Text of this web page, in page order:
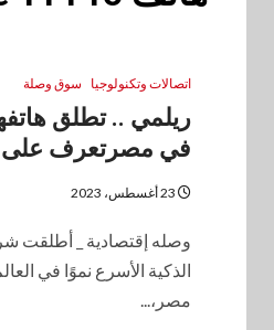
اتصالات وتكنولوجيا سوق وصلة
في مصرتعرف على
وصله إقتصادية _ أطلقت
مصر،...